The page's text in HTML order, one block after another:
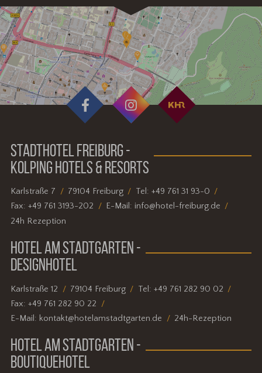
STADTHOTEL FREIBURG -
KOLPING HOTELS & RESORTS
Karlstraße 7 79104 Freiburg Tel: +49 761 31 93-0
Fax:+49 761 3193-202 E-Mail: info@hotel-freiburg.de
24h Rezeption
HOTEL AM STADTGARTEN -
DESIGNHOTEL
Karlstraße 12 79104 Freiburg Tel: +49 761 282 90 02
Fax:+49 761 282 90 22
E-Mail: kontakt@hotelamstadtgarten.de 24h-Rezeption
HOTEL AM STADTGARTEN -
BOUTIQUEHOTEL